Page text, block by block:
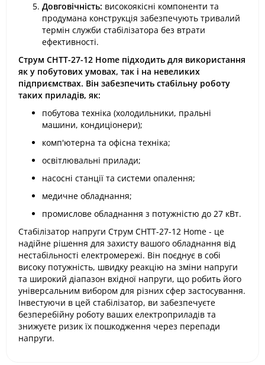
Довговічність: високоякісні компоненти та
продумана конструкція забезпечують тривалий
термін служби стабілізатора без втрати
ефективності.
Струм СНТТ-27-12 Home підходить для використання
як у побутових умовах, так і на невеликих
підприємствах. Він забезпечить стабільну роботу
таких приладів, як:
побутова техніка (холодильники, пральні
машини, кондиціонери);
комп'ютерна та офісна техніка;
освітлювальні прилади;
насосні станції та системи опалення;
медичне обладнання;
промислове обладнання з потужністю до 27 кВт.
Стабілізатор напруги Струм СНТТ-27-12 Home - це
надійне рішення для захисту вашого обладнання від
нестабільності електромережі. Він поєднує в собі
високу потужність, швидку реакцію на зміни напруги
та широкий діапазон вхідної напруги, що робить його
універсальним вибором для різних сфер застосування.
Інвестуючи в цей стабілізатор, ви забезпечуєте
безперебійну роботу ваших електроприладів та
знижуєте ризик їх пошкодження через перепади
напруги.